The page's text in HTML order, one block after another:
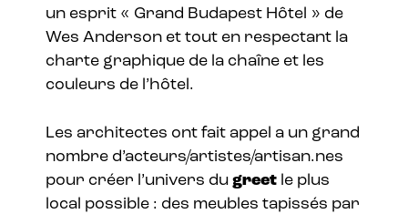
un esprit « Grand Budapest Hôtel » de
Wes Anderson et tout en respectant la
charte graphique de la chaîne et les
couleurs de l’hôtel.
Les architectes ont fait appel a un grand
nombre d’acteurs/artistes/artisan.nes
pour créer l’univers du greet le plus
local possible : des meubles tapissés par